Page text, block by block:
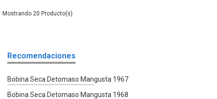
20
Recomendaciones
Bobina Seca Detomaso Mangusta 1967
Bobina Seca Detomaso Mangusta 1968